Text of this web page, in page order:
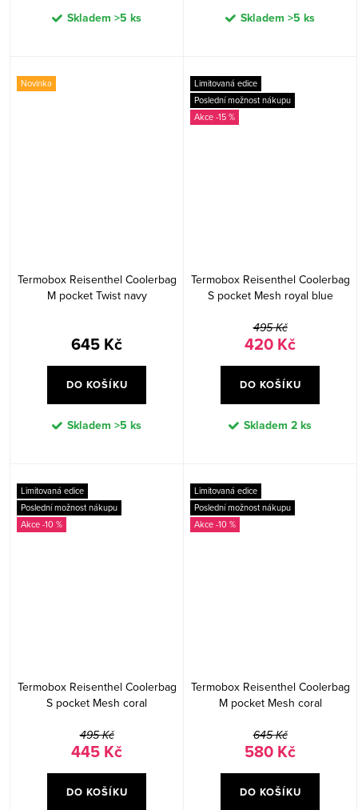
Skladem >5 ks Skladem >5 ks
Novinka
Termobox Reisenthel Coolerbag
M pocket Twist navy
645 Kč
DO KOŠÍKU
Skladem >5 ks
Limitovaná edice
Poslední možnost nákupu
-15 %
Termobox Reisenthel Coolerbag
S pocket Mesh royal blue
495 Kč
420 Kč
DO KOŠÍKU
Skladem 2 ks
Limitovaná edice
Poslední možnost nákupu
-10 %
Termobox Reisenthel Coolerbag
S pocket Mesh coral
495 Kč
445 Kč
DO KOŠÍKU
Limitovaná edice
Poslední možnost nákupu
-10 %
Termobox Reisenthel Coolerbag
M pocket Mesh coral
645 Kč
580 Kč
DO KOŠÍKU